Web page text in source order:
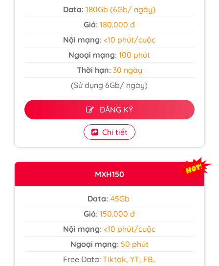
Data: 180Gb (6Gb/ ngày)
Giá:180.000 đ
Nội mạng:<10 phút/cuộc
Ngoại mạng: 100 phút
Thời hạn:30 ngày
(Sử dụng 6Gb/ ngày)
ĐĂNG KÝ
Chi tiết
MXH150
Data: 45Gb
Giá:150.000 đ
Nội mạng:<10 phút/cuộc
Ngoại mạng:50 phút
Free Data:Tiktok, YT, FB..